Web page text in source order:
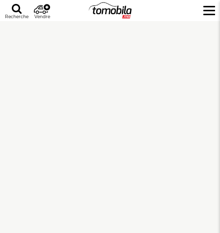
Recherche Vendre